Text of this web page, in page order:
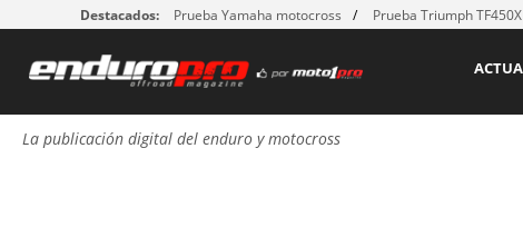
Destacados: Prueba Yamaha motocross Prueba Triumph TF450X
La publicación digital del enduro y motocross